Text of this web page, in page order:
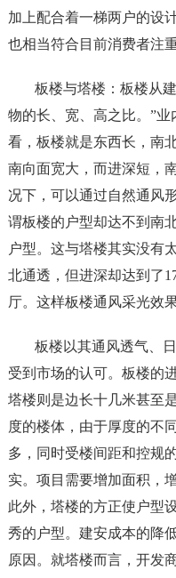
加上配合着一梯两户的设
也相当符合目前消费者注
板楼与塔楼：板楼从
物的长、宽、高之比。”
看，板楼就是东西长，南
南向面宽大，而进深短，
况下，可以通过自然通风
谓板楼的户型却达不到南
户型。这与塔楼其实没有
北通透，但进深却达到了
厅。这样板楼通风采光效
板楼以其通风透气、
受到市场的认可。板楼的
塔楼则是边长十几米甚至
度的楼体，由于厚度的不
多，同时受楼间距和控规
实。项目需要增加面积，
此外，塔楼的方正使户型
秀的户型。建安成本的降
原因。就塔楼而言，开发